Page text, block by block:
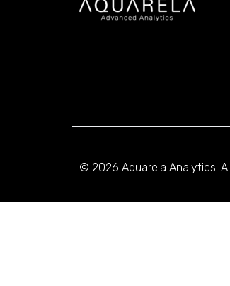
© 2026 Aquarela Analytics.